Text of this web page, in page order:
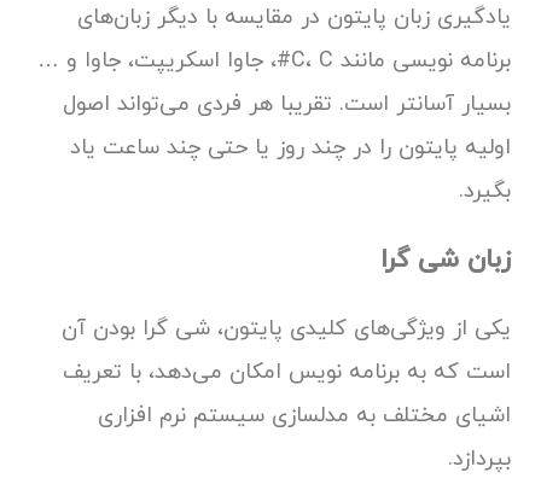
یادگیری زبان پایتون در مقایسه با دیگر زبان‌های
برنامه نویسی مانند C، C#، جاوا اسکریپت، جاوا و …
بسیار آسانتر است. تقریبا هر فردی می‌تواند اصول
اولیه پایتون را در چند روز یا حتی چند ساعت یاد
بگیرد.
زبان شی گرا
یکی از ویژگی‌های کلیدی پایتون، شی گرا بودن آن
است که به برنامه نویس امکان می‌دهد، با تعریف
اشیای مختلف به مدلسازی سیستم نرم افزاری
بپردازد.